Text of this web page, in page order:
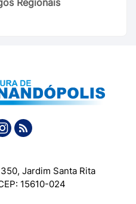
Jardim Santa Rita
15610-024